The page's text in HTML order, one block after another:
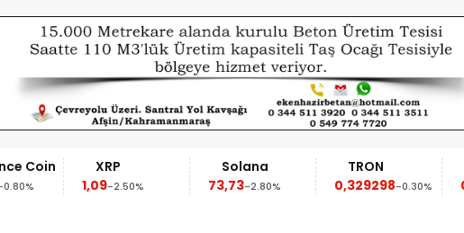
Coin
XRP
1,09-2.50%
Solana
73,73-2.80%
TRON
0,329298-0.30%